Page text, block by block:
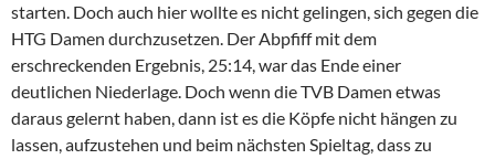
starten. Doch auch hier wollte es nicht gelingen, sich gegen die
HTG Damen durchzusetzen. Der Abpfiff mit dem
erschreckenden Ergebnis, 25:14, war das Ende einer
deutlichen Niederlage. Doch wenn die TVB Damen etwas
daraus gelernt haben, dann ist es die Köpfe nicht hängen zu
lassen, aufzustehen und beim nächsten Spieltag, dass zu